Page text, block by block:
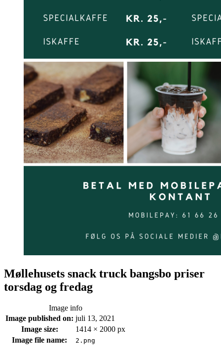
Møllehusets snack truck bangsbo priser
torsdag og fredag
Image info
Image published on: juli 13, 2021
Image size:
1414 × 2000 px
Image file name:
2.png